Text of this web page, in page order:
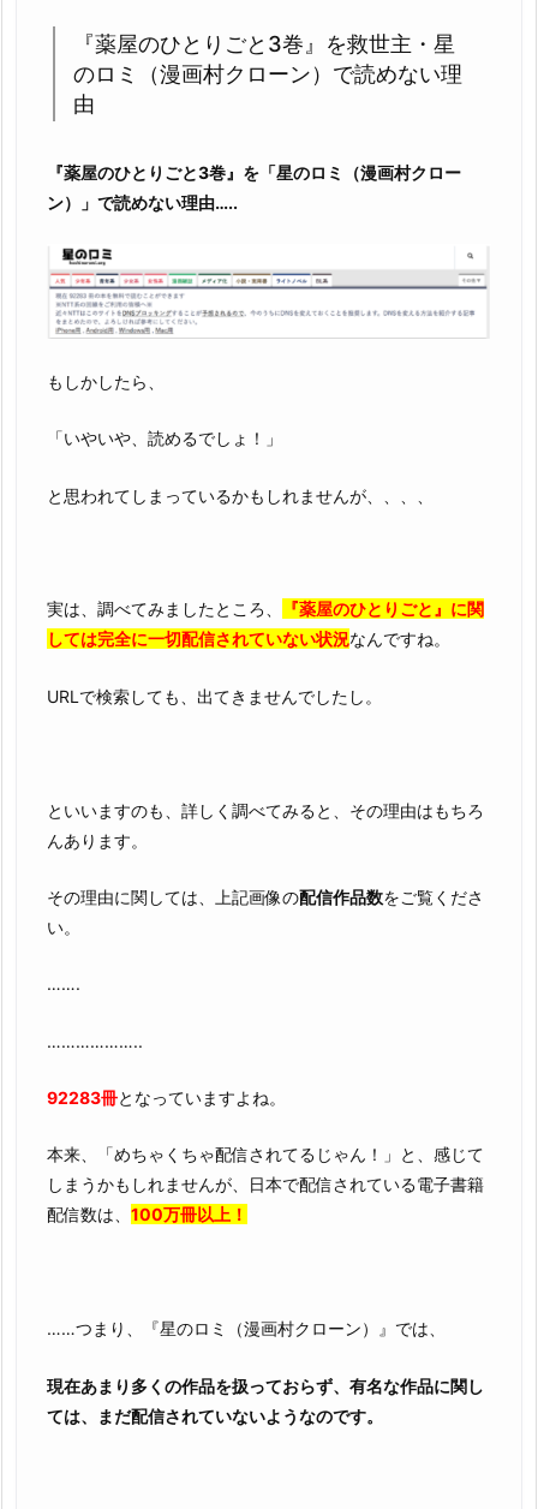
『薬屋のひとりごと3巻』を救世主・星
のロミ（漫画村クローン）で読めない理
由
『薬屋のひとりごと3巻』を「星のロミ（漫画村クロー
ン）」で読めない理由…..
もしかしたら、
「いやいや、読めるでしょ！」
と思われてしまっているかもしれませんが、、、、
実は、調べてみましたところ、
『薬屋のひとりごと』に関
しては完全に一切配信されていない状況なんですね。
URLで検索しても、出てきませんでしたし。
といいますのも、詳しく調べてみると、その理由はもちろ
んあります。
その理由に関しては、上記画像の配信作品数をご覧くださ
い。
…….
………………..
92283冊となっていますよね。
本来、「めちゃくちゃ配信されてるじゃん！」と、感じて
しまうかもしれませんが、日本で配信されている電子書籍
配信数は、 100万冊以上！
……つまり、『星のロミ（漫画村クローン）』では、
現在あまり多くの作品を扱っておらず、有名な作品に関し
ては、まだ配信されていないようなのです。